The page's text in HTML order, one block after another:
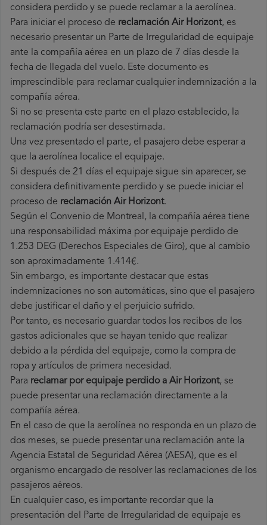
considera perdido y se puede reclamar a la aerolínea.
Para iniciar el proceso de reclamación Air Horizont, es
necesario presentar un Parte de Irregularidad de equipaje
ante la compañía aérea en un plazo de 7 días desde la
fecha de llegada del vuelo. Este documento es
imprescindible para reclamar cualquier indemnización a la
compañía aérea.
Si no se presenta este parte en el plazo establecido, la
reclamación podría ser desestimada.
Una vez presentado el parte, el pasajero debe esperar a
que la aerolínea localice el equipaje.
Si después de 21 días el equipaje sigue sin aparecer, se
considera definitivamente perdido y se puede iniciar el
proceso de reclamación Air Horizont.
Según el Convenio de Montreal, la compañía aérea tiene
una responsabilidad máxima por equipaje perdido de
1.253 DEG (Derechos Especiales de Giro), que al cambio
son aproximadamente 1.414€.
Sin embargo, es importante destacar que estas
indemnizaciones no son automáticas, sino que el pasajero
debe justificar el daño y el perjuicio sufrido.
Por tanto, es necesario guardar todos los recibos de los
gastos adicionales que se hayan tenido que realizar
debido a la pérdida del equipaje, como la compra de
ropa y artículos de primera necesidad.
Para reclamar por equipaje perdido a Air Horizont, se
puede presentar una reclamación directamente a la
compañía aérea.
En el caso de que la aerolínea no responda en un plazo de
dos meses, se puede presentar una reclamación ante la
Agencia Estatal de Seguridad Aérea (AESA), que es el
organismo encargado de resolver las reclamaciones de los
pasajeros aéreos.
En cualquier caso, es importante recordar que la
presentación del Parte de Irregularidad de equipaje es